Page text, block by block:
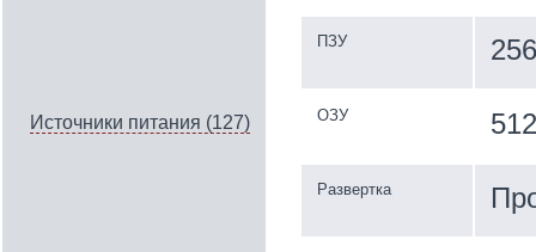
Источники питания (127)
ПЗУ
ОЗУ
Развертка